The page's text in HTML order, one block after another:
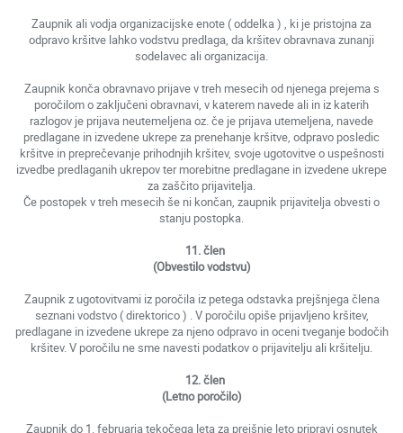
Zaupnik ali vodja organizacijske enote ( oddelka ) , ki je pristojna za
odpravo kršitve lahko vodstvu predlaga, da kršitev obravnava zunanji
sodelavec ali organizacija.
Zaupnik konča obravnavo prijave v treh mesecih od njenega prejema s
poročilom o zaključeni obravnavi, v katerem navede ali in iz katerih
razlogov je prijava neutemeljena oz. če je prijava utemeljena, navede
predlagane in izvedene ukrepe za prenehanje kršitve, odpravo posledic
kršitve in preprečevanje prihodnjih kršitev, svoje ugotovitve o uspešnosti
izvedbe predlaganih ukrepov ter morebitne predlagane in izvedene ukrepe
za zaščito prijavitelja.
Če postopek v treh mesecih še ni končan, zaupnik prijavitelja obvesti o
stanju postopka.
11. člen
(Obvestilo vodstvu)
Zaupnik z ugotovitvami iz poročila iz petega odstavka prejšnjega člena
seznani vodstvo ( direktorico ) . V poročilu opiše prijavljeno kršitev,
predlagane in izvedene ukrepe za njeno odpravo in oceni tveganje bodočih
kršitev. V poročilu ne sme navesti podatkov o prijavitelju ali kršitelju.
12. člen
(Letno poročilo)
Zaupnik do 1. februarja tekočega leta za prejšnje leto pripravi osnutek